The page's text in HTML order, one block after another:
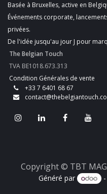
Basée à Bruxelles, active en
Événements corporate,
privées.
De l'idée jusqu'au jour J pour
The Belgian Touch
TVA BE1018.673.313
Condition Générales de vente
+33 7 6401 68 67
Copyright © TBT
Généré par